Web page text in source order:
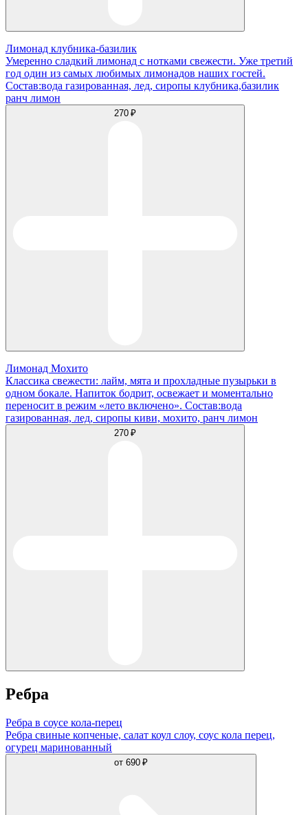
Лимонад клубника-базилик
Умеренно сладкий лимонад с нотками свежести. Уже третий
год один из самых любимых лимонадов наших гостей.
Состав:вода газированная, лед, сиропы клубника,базилик
ранч лимон
270 ₽
Лимонад Мохито
Классика свежести: лайм, мята и прохладные пузырьки в
одном бокале. Напиток бодрит, освежает и моментально
переносит в режим «лето включено». Состав:вода
газированная, лед, сиропы киви, мохито, ранч лимон
270 ₽
Ребра
Ребра в соусе кола-перец
Ребра свиные копченые, салат коул слоу, соус кола перец,
огурец маринованный
от 690 ₽